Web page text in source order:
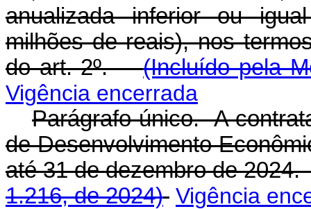
anualizada inferior ou
milhões de reais), nos
do art. 2º.(Incluído pela
Vigência encerrada
Parágrafo único. A
de Desenvolvimento
até 31 de dezembro de
1.216, de 2024) Vigência